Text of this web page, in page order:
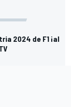
2024 de F1 ¡al